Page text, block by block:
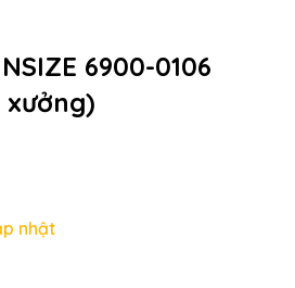
6900-0106
nhật